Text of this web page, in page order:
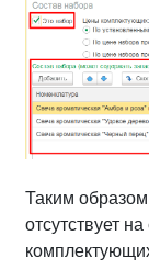
Таким
отсутствует